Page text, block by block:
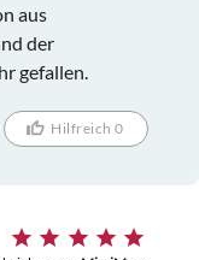
aus
der
gefallen.
Hilfreich 0